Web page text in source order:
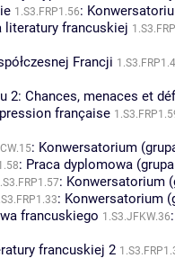
1.S3.FRP1.56:
literatury francuskiej
Francji
2: Chances, menaces et
française
: Konwersatorium
: Praca dyplomowa
: Konwersatorium
: Konwersatorium
francuskiego 1.S3.JFKW.36
francuskiej 2